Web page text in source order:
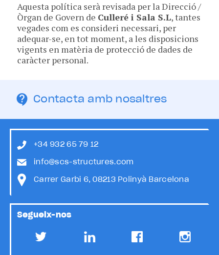
Aquesta política serà revisada per la Direcció /
Òrgan de Govern de Culleré i Sala S.L, tantes
vegades com es consideri necessari, per
adequar-se, en tot moment, a les disposicions
vigents en matèria de protecció de dades de
caràcter personal.
Contacta amb nosaltres
+34 932 65 79 12
info@scs-structures.com
Carrer Garbi 6, 08213 Polinyà Barcelona
Segueix-nos